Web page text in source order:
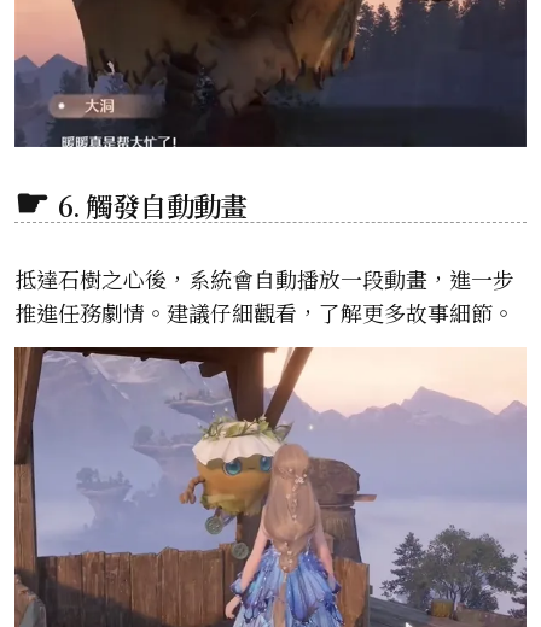
6. 觸發自動動畫
抵達石樹之心後，系統會自動播放一段動畫，進一步
推進任務劇情。建議仔細觀看，了解更多故事細節。